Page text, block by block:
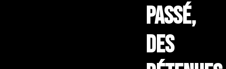
passé,
des